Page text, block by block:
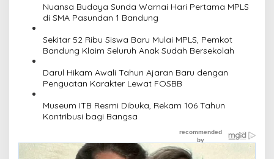
Nuansa Budaya Sunda Warnai Hari Pertama MPLS
di SMA Pasundan 1 Bandung
Sekitar 52 Ribu Siswa Baru Mulai MPLS, Pemkot
Bandung Klaim Seluruh Anak Sudah Bersekolah
Darul Hikam Awali Tahun Ajaran Baru dengan
Penguatan Karakter Lewat FOSBB
Museum ITB Resmi Dibuka, Rekam 106 Tahun
Kontribusi bagi Bangsa